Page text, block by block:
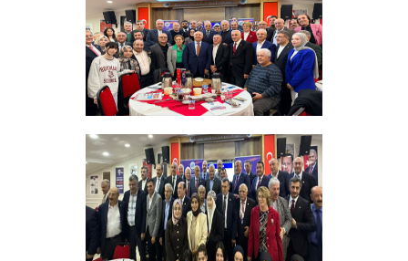
+
Sadık Ağça Yeniden Başkan Seçildi
+